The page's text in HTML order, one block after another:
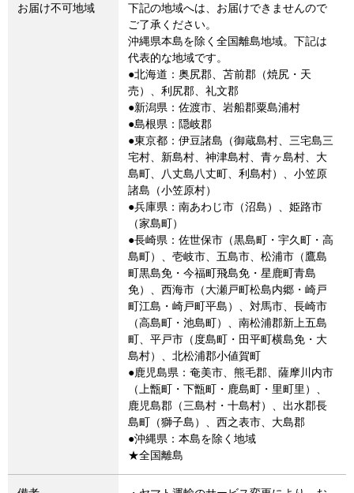
お届け不可地域
下記の地域へは、お届けできませんので
ご了承ください。
沖縄県本島を除く全国離島地域。下記は
代表的な地域です。
●北海道：奥尻郡、苫前郡（焼尻・天
売）、利尻郡、礼文郡
●新潟県：佐渡市、岩船郡粟島浦村
●島根県：隠岐郡
●東京都：伊豆諸島（御蔵島村、三宅島三
宅村、新島村、神津島村、青ヶ島村、大
島町、八丈島八丈町、利島村）、小笠原
諸島（小笠原村）
●兵庫県：南あわじ市（沼島）、姫路市
（家島町）
●長崎県：佐世保市（黒島町・宇久町・高
島町）、壱岐市、五島市、松浦市（鷹島
町黒島免・今福町飛島免・星鹿町青島
免）、西海市（大瀬戸町松島内郷・崎戸
町江島・崎戸町平島）、対馬市、長崎市
（高島町・池島町）、南松浦郡新上五島
町、平戸市（度島町・田平町横島免・大
島村）、北松浦郡小値賀町
●鹿児島県：奄美市、熊毛郡、薩摩川内市
（上甑町・下甑町・鹿島町・里町里）、
鹿児島郡（三島村・十島村）、出水郡長
島町（獅子島）、西之表市、大島郡
●沖縄県：本島を除く地域
★全国離島